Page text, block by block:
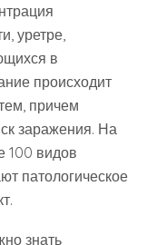
уретре,
в
происходит
причем
заражения. На
100 видов
патологическое